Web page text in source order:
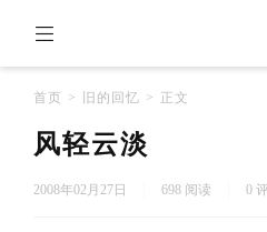
首页 > 旧的回忆 > 正文
风轻云淡
2008年02月27日 698 阅读 0